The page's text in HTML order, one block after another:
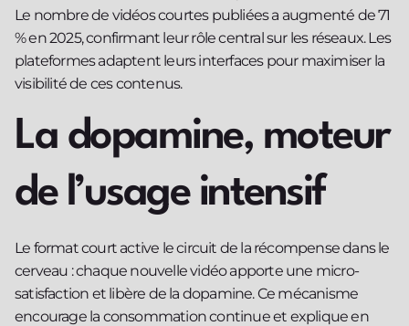
Le nombre de vidéos courtes publiées a augmenté de 71
% en 2025, confirmant leur rôle central sur les réseaux. Les
plateformes adaptent leurs interfaces pour maximiser la
visibilité de ces contenus.
La dopamine, moteur
de l’usage intensif
Le format court active le circuit de la récompense dans le
cerveau : chaque nouvelle vidéo apporte une micro-
satisfaction et libère de la dopamine. Ce mécanisme
encourage la consommation continue et explique en